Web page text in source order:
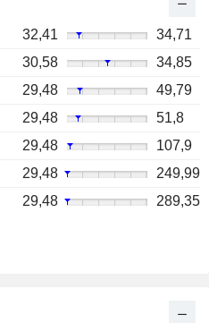
32,41
34,71
30,58
34,85
29,48
49,79
29,48
51,8
29,48
107,9
29,48
249,99
29,48 289,35